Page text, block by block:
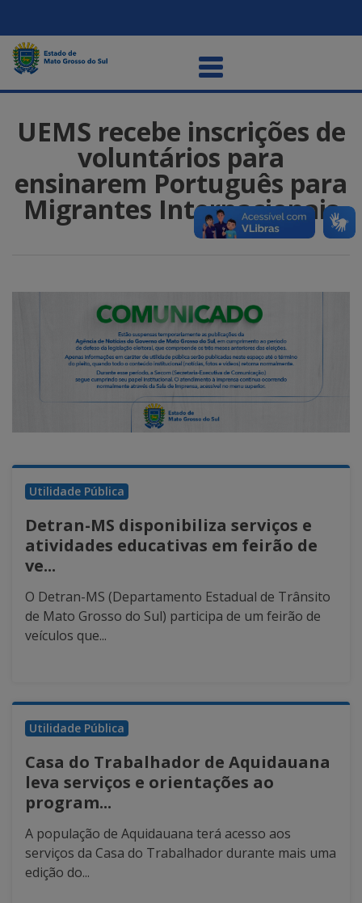
UEMS recebe inscrições de
voluntários para
ensinarem Português para
Migrantes Internacionais
Utilidade Pública
Detran-MS disponibiliza serviços e
atividades educativas em feirão de
ve...
O Detran-MS (Departamento Estadual de Trânsito
de Mato Grosso do Sul) participa de um feirão de
veículos que...
Utilidade Pública
Casa do Trabalhador de Aquidauana
leva serviços e orientações ao
program...
A população de Aquidauana terá acesso aos
serviços da Casa do Trabalhador durante mais uma
edição do...